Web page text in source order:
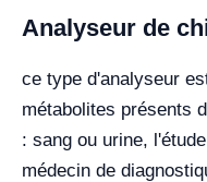
Analyseur de
ce type d'analyseur
métabolites présents
: sang ou urine,
médecin de